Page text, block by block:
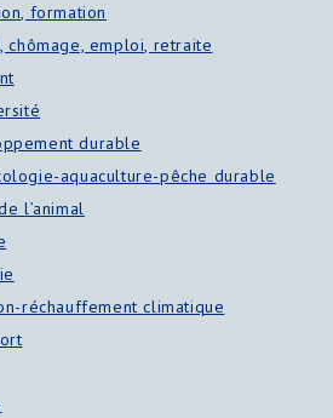
formation
chômage, emploi, retraite
durable
aquaculture-pêche durable
l’animal
réchauffement climatique